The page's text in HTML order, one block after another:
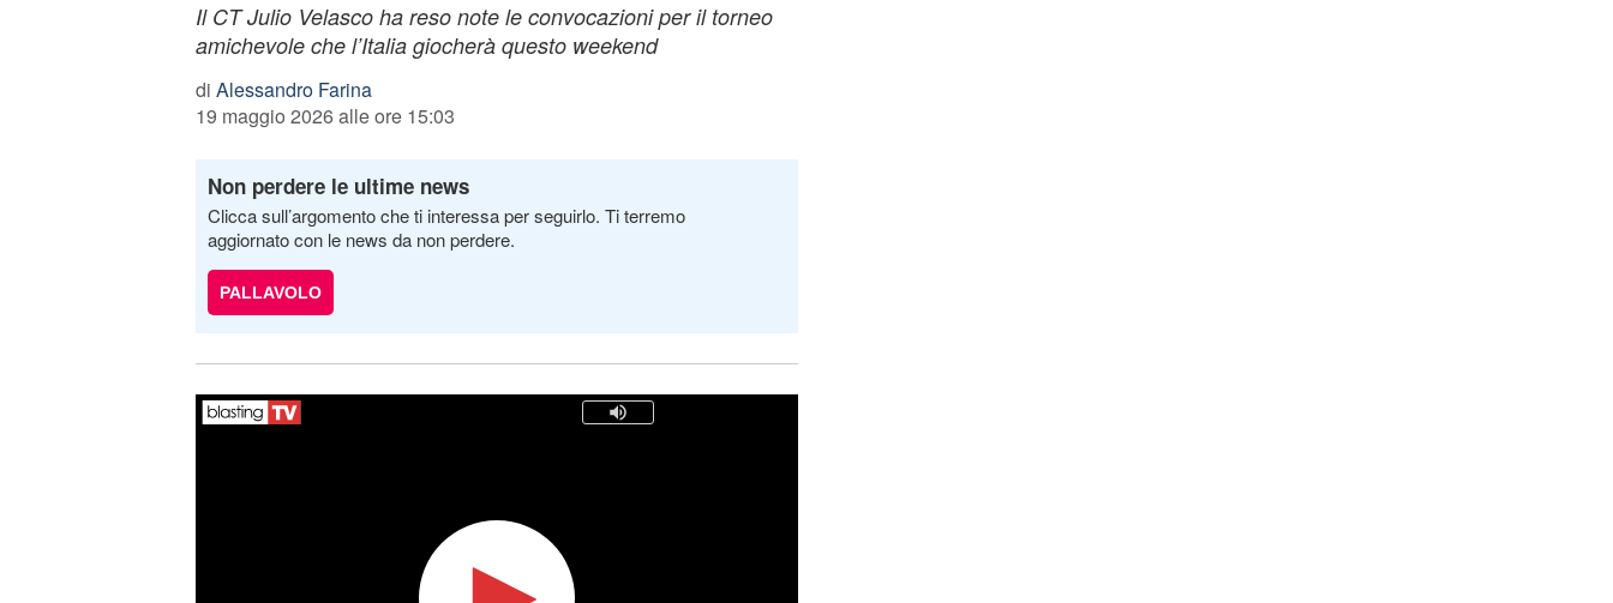
Il CT Julio Velasco ha reso note le convocazioni per il torneo
amichevole che l’Italia giocherà questo weekend
di Alessandro Farina
19 maggio 2026 alle ore 15:03
Non perdere le ultime news
Clicca sull’argomento che ti interessa per seguirlo. Ti terremo
aggiornato con le news da non perdere.
PALLAVOLO